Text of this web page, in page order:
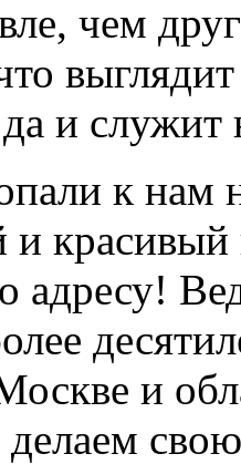
чем
и служит
к нам
и
адресу!
и